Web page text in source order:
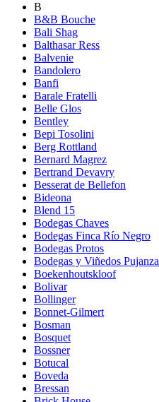
B
B&B Bouche
Bali Shag
Balthasar Ress
Balvenie
Bandolero
Banfi
Barale Fratelli
Belle Glos
Bentley
Bepi Tosolini
Berg Rottland
Bernard Magrez
Bertrand Devavry
Besserat de Bellefon
Bideona
Blend 15
Bodegas Chaves
Bodegas Finca Río Negro
Bodegas Protos
Bodegas y Viñedos Pujanza
Boekenhoutskloof
Bolivar
Bollinger
Bonnet-Gilmert
Bosman
Bosquet
Bossner
Botucal
Boveda
Bressan